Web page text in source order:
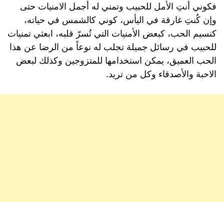
فكوني أنتِ الأمل للحبيب وتمني له أجمل الامنيات حتى
وإن كُنتِ غارقة في اليأس، كوني كالشمس في حياته،
كنسيم الحب، كبعض الأمنيات التي تُسرّ قلبه، ابعثي تمنيات
للحبيب في رسائل جميلة تجلب له نوعاً من الرضا عن هذا
الحب العميق، يمكن استخدامها للمتزوجين وكذلك لبعض
الاحبة والأصدقاء وكل من تريد.